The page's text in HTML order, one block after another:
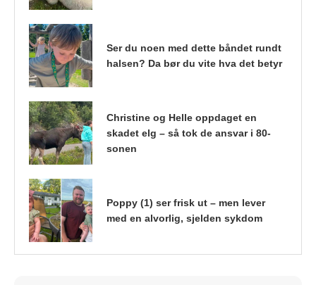
Ser du noen med dette båndet rundt
halsen? Da bør du vite hva det betyr
Christine og Helle oppdaget en
skadet elg – så tok de ansvar i 80-
sonen
Poppy (1) ser frisk ut – men lever
med en alvorlig, sjelden sykdom